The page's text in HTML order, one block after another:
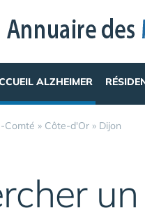
ALZHEIMER
Comté » Côte-d'Or » Dijon
un